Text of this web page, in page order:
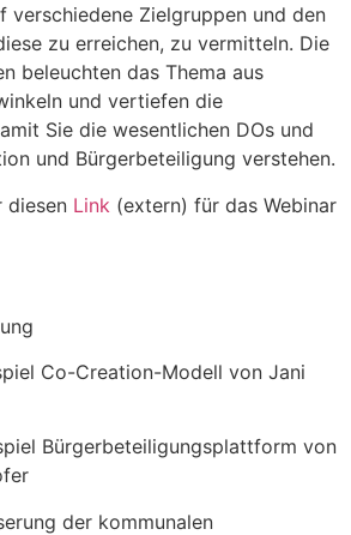
verschiedene Zielgruppen und den
zu erreichen, zu vermitteln. Die
beleuchten das Thema aus
und vertiefen die
Sie die wesentlichen DOs und
und Bürgerbeteiligung verstehen.
diesen Link (extern) für das Webinar
Co-Creation-Modell von Jani
Bürgerbeteiligungsplattform von
der kommunalen